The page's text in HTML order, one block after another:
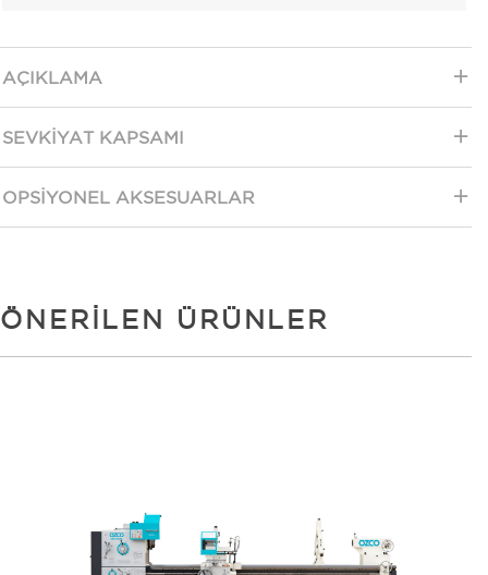
AÇIKLAMA
SEVKIYAT KAPSAMI
OPSIYONEL AKSESUARLAR
ÖNERILEN ÜRÜNLER